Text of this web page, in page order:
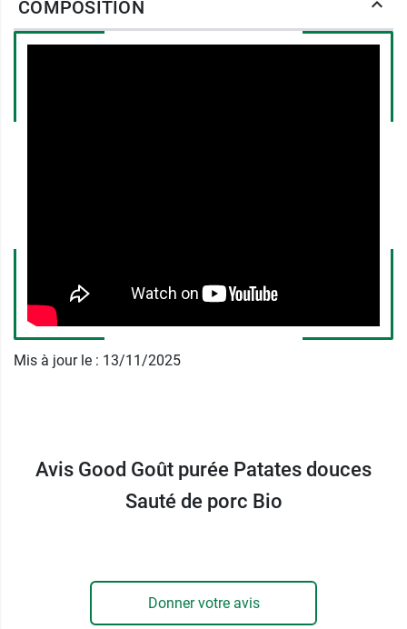
Good Goût
bisphénol A ni phtalates. Il peut passer au micro-
ondes même si, pour une préparation idéale,
c'est le bain-marie qui doit être privilégié.
Conditionnement :un sachet de 190 g.
COMPOSITION
Mis à jour le : 13/11/2025
Avis Good Goût purée Patates douces
Sauté de porc Bio
Donner votre avis